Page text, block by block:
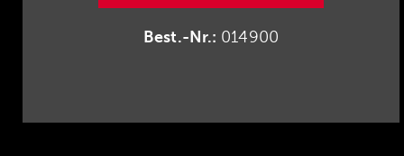
Best.-Nr.: 014900